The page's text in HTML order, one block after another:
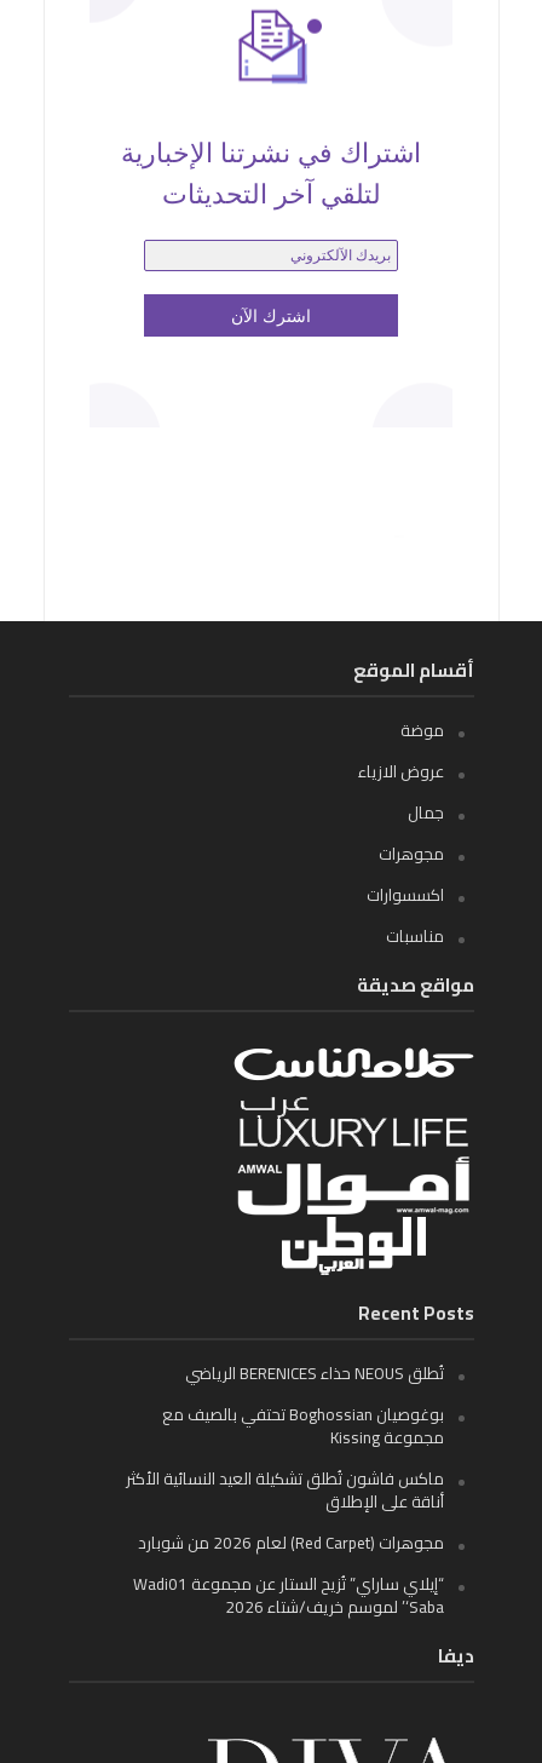
اشتراك في نشرتنا الإخبارية
لتلقي آخر التحديثات
أقسام الموقع
موضة
عروض الازياء
جمال
مجوهرات
اكسسوارات
مناسبات
مواقع صديقة
Recent Posts
تُطلق NEOUS حذاء BERENICES الرياضي
بوغوصيان Boghossian تحتفي بالصيف مع
مجموعة Kissing
ماكس فاشون تُطلق تشكيلة العيد النسائية الأكثر
أناقة على الإطلاق
مجوهرات (Red Carpet) لعام 2026 من شوبارد
“إيلاي ساراي” تُزيح الستار عن مجموعة Wadi01
‘Saba’ لموسم خريف/شتاء 2026
ديفا